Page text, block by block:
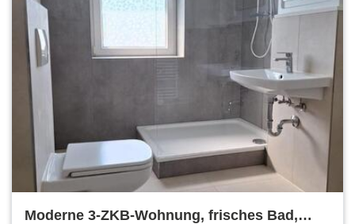
Moderne 3-ZKB-Wohnung, frisches Bad,